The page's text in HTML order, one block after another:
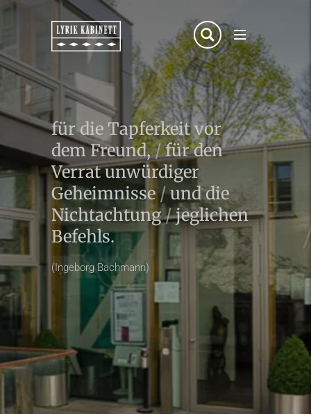
für die Tapferkeit vor
dem Freund,/für den
Verrat unwürdiger
Geheimnisse/und die
Nichtachtung/jeglichen
Befehls.
(Ingeborg Bachmann)